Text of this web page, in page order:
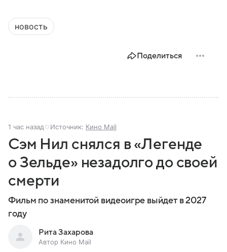
новость
Поделиться
1 час назад Источник: Кино Mail
Сэм Нил снялся в «Легенде
о Зельде» незадолго до своей
смерти
Фильм по знаменитой видеоигре выйдет в 2027
году
Рита Захарова
Автор Кино Mail